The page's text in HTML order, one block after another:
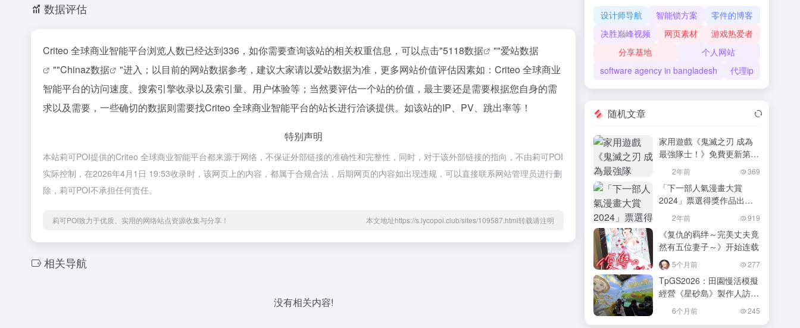
数据评估
Criteo 全球商业智能平台浏览人数已经达到336，如你需要查询该站的相关权重信息，可以点击"5118数据 ""爱站数据
""Chinaz数据
"进入；以目前的网站数据参考，建议大家请以爱站数据为准，更多网站价值评估因素如：Criteo 全球商业
智能平台的访问速度、搜索引擎收录以及索引量、用户体验等；当然要评估一个站的价值，最主要还是需要根据您自身的需
求以及需要，一些确切的数据则需要找Criteo 全球商业智能平台的站长进行洽谈提供。如该站的IP、PV、跳出率等！
特别声明
本站莉可POI提供的Criteo 全球商业智能平台都来源于网络，不保证外部链接的准确性和完整性，同时，对于该外部链接的指向，不由莉可POI
实际控制，在2026年4月1日 19:53收录时，该网页上的内容，都属于合规合法，后期网页的内容如出现违规，可以直接联系网站管理员进行删
除，莉可POI不承担任何责任。
莉可POI致力于优质、实用的网络站点资源收集与分享！ 本文地址https://s.lycopoi.club/sites/109587.html转载请注明
相关导航
没有相关内容!
设计师导航 智能锁方案
零件的博客
决胜巅峰视频
网页素材
游戏热爱者
分享基地
个人网站
software agency in bangladesh
代理ip
随机文章
家用遊戲《鬼滅之刃 成為
最強隊士！》免費更新第2
彈開始發布！追加「柱訓練
篇」主題地圖
2年前 369
「下一部人氣漫畫大賞
2024」票選得獎作品出
爐！Jump《神樂鉢》獲紙
本漫畫類第1名！
2年前 919
《复仇的羁绊～完美丈夫竟
然有五位妻子～》开始连载
5个月前 277
TpGS2026：田園慢活模擬
經營《星砂島》製作人訪談
分享開發初衷！期望藉由自
給自足與多彩互動重新感受
6个月前 245